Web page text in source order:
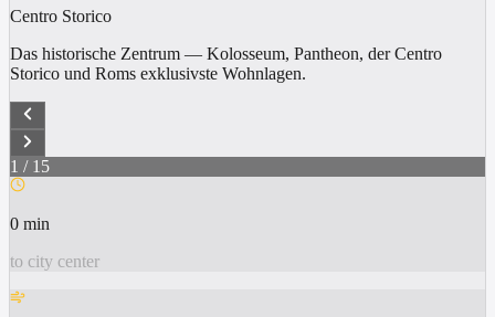
Centro Storico
Das historische Zentrum — Kolosseum, Pantheon, der Centro
Storico und Roms exklusivste Wohnlagen.
1 / 15
0 min
to city center